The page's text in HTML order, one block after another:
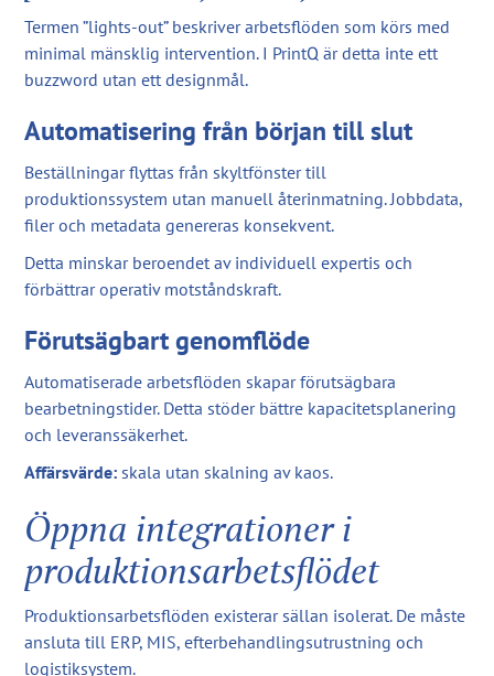
Termen ”lights-out” beskriver arbetsflöden som körs med
minimal mänsklig intervention. I PrintQ är detta inte ett
buzzword utan ett designmål.
Automatisering från början till slut
Beställningar flyttas från skyltfönster till
produktionssystem utan manuell återinmatning. Jobbdata,
filer och metadata genereras konsekvent.
Detta minskar beroendet av individuell expertis och
förbättrar operativ motståndskraft.
Förutsägbart genomflöde
Automatiserade arbetsflöden skapar förutsägbara
bearbetningstider. Detta stöder bättre kapacitetsplanering
och leveranssäkerhet.
Affärsvärde: skala utan skalning av kaos.
Öppna integrationer i
produktionsarbetsflödet
Produktionsarbetsflöden existerar sällan isolerat. De måste
ansluta till ERP, MIS, efterbehandlingsutrustning och
logistiksystem.